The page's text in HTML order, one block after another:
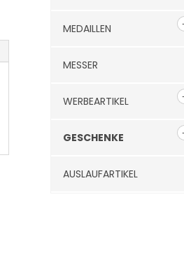
MEDAILLEN
MESSER
WERBEARTIKEL
GESCHENKE
AUSLAUFARTIKEL